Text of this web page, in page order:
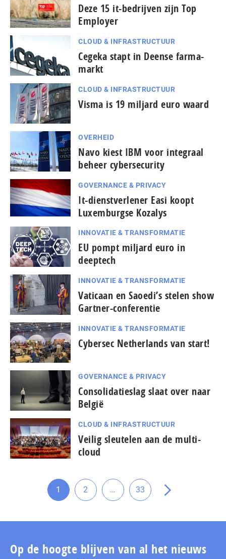
Deze 15 it-bedrijven zijn Top
Employer
CLOUD & INFRASTRUCTUUR
Cegeka stapt in Deense farma-
markt
CLOUD & INFRASTRUCTUUR
Visma is 19 miljard euro waard
OVERHEID
Navo kiest IBM voor integraal
beheer cybersecurity
GOVERNANCE & PRIVACY
It-dienstverlener Easi koopt
Luxemburgse Kozalys
INNOVATIE & TRANSFORMATIE
EU pompt miljard euro in
deeptech
INNOVATIE & TRANSFORMATIE
Vaticaan en Saoedi’s stelen show
Gartner-conferentie
INNOVATIE & TRANSFORMATIE
Cybersec Netherlands van start!
GOVERNANCE & PRIVACY
Consolidatieslag slaat over naar
België
CLOUD & INFRASTRUCTUUR
Veilig sleutelen aan de multi-
cloud
Ga
pagina
1
Ga
pagina
2
Tussenliggende
pagina's
…
Ga
pagina
33
Ga
de
pagina
Op de hoogte blijven van al het nieuws